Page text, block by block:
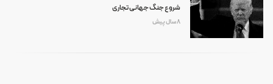
شروع جنگ جهانی تجاری
8 سال پیش